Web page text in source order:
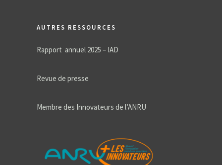
AUTRES RESSOURCES
Rapport annuel 2025 – IAD
Revue de presse
Membre des Innovateurs de l’ANRU